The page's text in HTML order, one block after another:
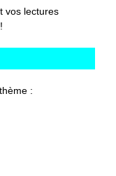
vos lectures
: